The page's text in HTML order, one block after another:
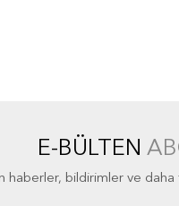
E-BÜLTEN
haberler, bildirimler ve daha